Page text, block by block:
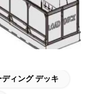
ィング デッキ